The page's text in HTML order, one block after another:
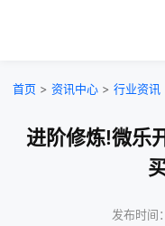
首页 > 资讯中心 > 行业资讯
进阶修炼!微乐
发布时间